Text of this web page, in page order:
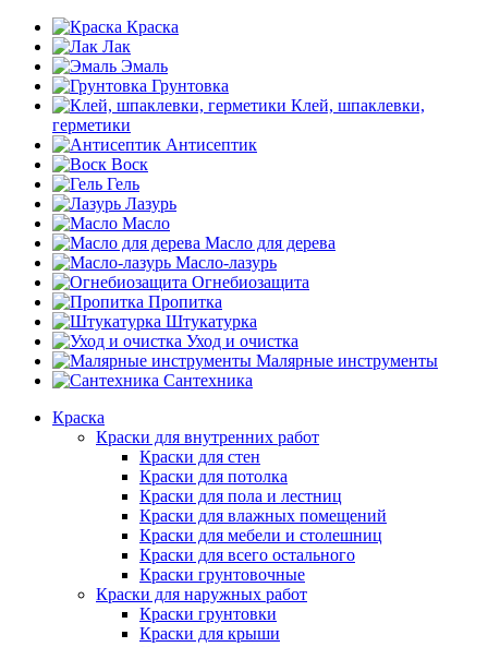
Краска
Лак
Эмаль
Грунтовка
Клей, шпаклевки,
герметики
Антисептик
Воск
Гель
Лазурь
Масло
Масло для дерева
Масло-лазурь
Огнебиозащита
Пропитка
Штукатурка
Уход и очистка
Малярные инструменты
Сантехника
Краска
Краски для внутренних работ
Краски для стен
Краски для потолка
Краски для пола и лестниц
Краски для влажных помещений
Краски для мебели и столешниц
Краски для всего остального
Краски грунтовочные
Краски для наружных работ
Краски грунтовки
Краски для крыши